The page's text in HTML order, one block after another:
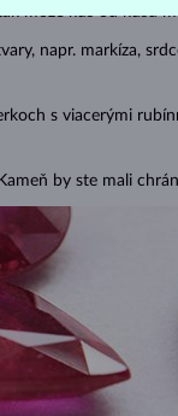
môže kus od kusu
napr. markíza,
s viacerými
by ste mali